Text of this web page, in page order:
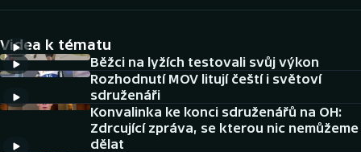
DALŠÍ SPORTY
Americký fotbal
Baseball a softbal
NEPŘEHLÉDNĚTE
Videa k tématu
Běžci na lyžích testovali svůj výkon
Rozhodnutí MOV litují čeští i světoví
sdruženáři
Konvalinka ke konci sdruženářů na OH:
Zdrcující zpráva, se kterou nic nemůžeme
dělat